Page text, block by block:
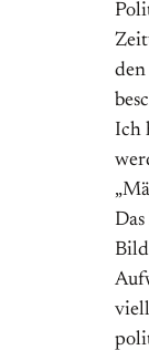
Ich